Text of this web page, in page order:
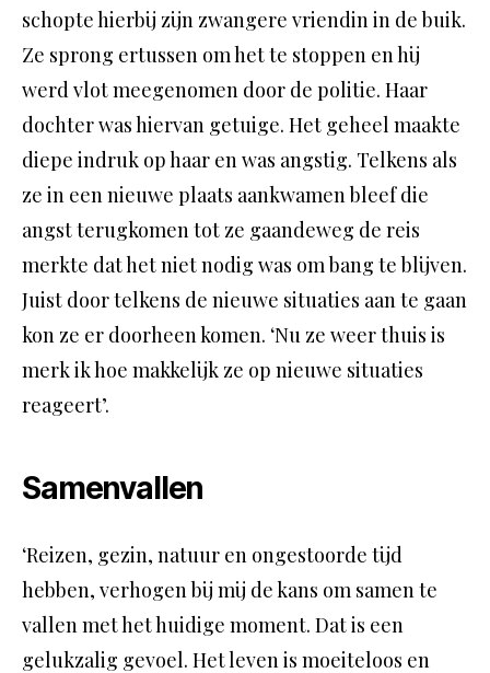
schopte hierbij zijn zwangere vriendin in de buik.
Ze sprong ertussen om het te stoppen en hij
werd vlot meegenomen door de politie. Haar
dochter was hiervan getuige. Het geheel maakte
diepe indruk op haar en was angstig. Telkens als
ze in een nieuwe plaats aankwamen bleef die
angst terugkomen tot ze gaandeweg de reis
merkte dat het niet nodig was om bang te blijven.
Juist door telkens de nieuwe situaties aan te gaan
kon ze er doorheen komen. ‘Nu ze weer thuis is
merk ik hoe makkelijk ze op nieuwe situaties
reageert’.
Samenvallen
‘Reizen, gezin, natuur en ongestoorde tijd
hebben, verhogen bij mij de kans om samen te
vallen met het huidige moment. Dat is een
gelukzalig gevoel. Het leven is moeiteloos en